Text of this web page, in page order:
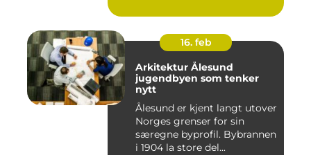
16. feb
Arkitektur Ålesund
jugendbyen som tenker
nytt
Ålesund er kjent langt utover
Norges grenser for sin
særegne byprofil. Bybrannen
i 1904 la store del...